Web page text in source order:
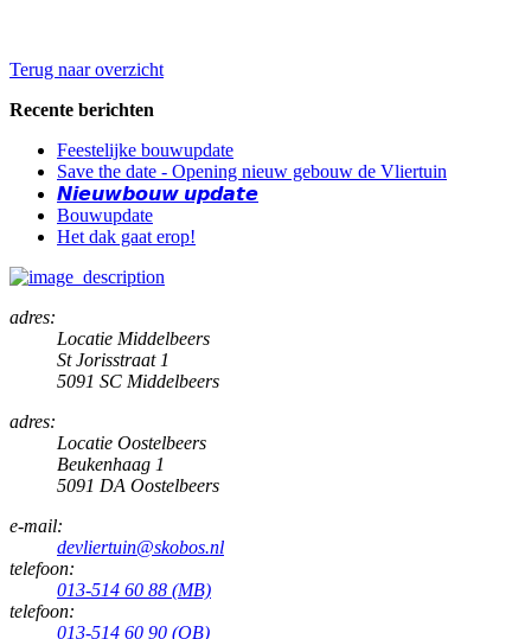
Terug naar overzicht
Recente berichten
Feestelijke bouwupdate
Save the date - Opening nieuw gebouw de Vliertuin
𝙉𝙞𝙚𝙪𝙬𝙗𝙤𝙪𝙬 𝙪𝙥𝙙𝙖𝙩𝙚
Bouwupdate
Het dak gaat erop!
adres:
Locatie Middelbeers
St Jorisstraat 1
5091 SC Middelbeers
adres:
Locatie Oostelbeers
Beukenhaag 1
5091 DA Oostelbeers
e-mail:
devliertuin@skobos.nl
telefoon:
013-514 60 88 (MB)
telefoon:
013-514 60 90 (OB)